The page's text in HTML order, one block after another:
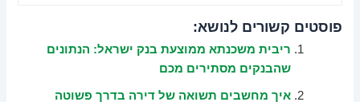
פוסטים קשורים לנושא:
ריבית משכנתא ממוצעת בנק ישראל: הנתונים
שהבנקים מסתירים מכם
איך מחשבים תשואה של דירה בדרך פשוטה